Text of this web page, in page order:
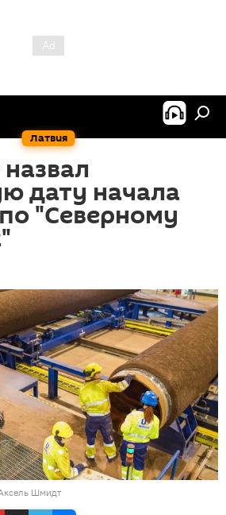
Латвия
дату начала
"Северному
Шмидт